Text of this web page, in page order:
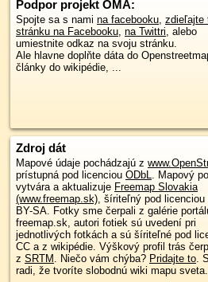
Podpor projekt OMA:
Spojte sa s nami na facebooku, zdieľajte
stránku na Facebooku, na Twittri, alebo
umiestnite odkaz na svoju stránku.
Ale hlavne doplňte dáta do
články do wikipédie, ...
Zdroj dát
Mapové údaje pochádzajú z
prístupná pod licenciou ODbL. Mapový
vytvára a aktualizuje Freemap Slovakia
(www.freemap.sk), šíriteľný pod licenciou
BY-SA. Fotky sme čerpali z galérie
freemap.sk, autori fotiek sú uvedení pri
jednotlivých fotkách a sú šíriteľné pod
CC a z wikipédie. Výškový profil trás
z SRTM . Niečo vám chýba? Pridajte to.
radi, že tvoríte slobodnú wiki mapu sveta.